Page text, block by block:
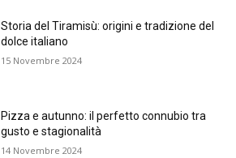
Storia del Tiramisù: origini e tradizione del
dolce italiano
15 Novembre 2024
Pizza e autunno: il perfetto connubio tra
gusto e stagionalità
14 Novembre 2024